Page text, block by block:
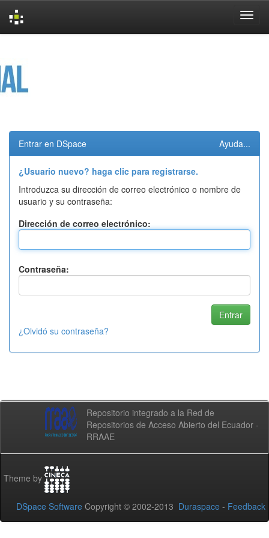
Entrar en DSpace Ayuda...
¿Usuario nuevo? haga clic para registrarse.
Introduzca su dirección de correo electrónico o nombre de
usuario y su contraseña:
Dirección de correo electrónico:
Contraseña:
¿Olvidó su contraseña?
Repositorio integrado a la Red de
Repositorios de Acceso Abierto del Ecuador -
RRAAE
Theme by
DSpace Software Copyright © 2002-2013 Duraspace - Feedback